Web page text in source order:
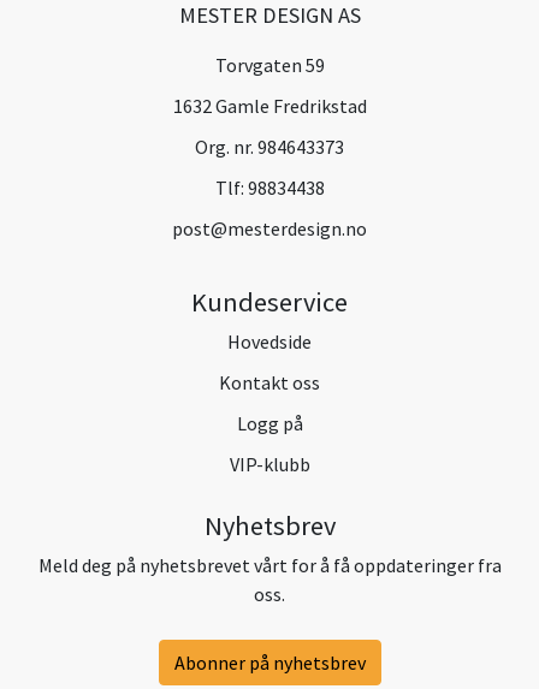
MESTER DESIGN AS
Torvgaten 59
1632 Gamle Fredrikstad
Org. nr. 984643373
Tlf: 98834438
post@mesterdesign.no
Kundeservice
Hovedside
Kontakt oss
Logg på
VIP-klubb
Nyhetsbrev
Meld deg på nyhetsbrevet vårt for å få oppdateringer fra
oss.
Abonner på nyhetsbrev